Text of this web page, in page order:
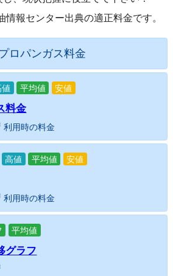
情報センター出典の適正料金です。
ロパンガス料金
値 平均値 安値
料金
利用時の料金
高値 平均値 安値
利用時の料金
平均値
グラフ